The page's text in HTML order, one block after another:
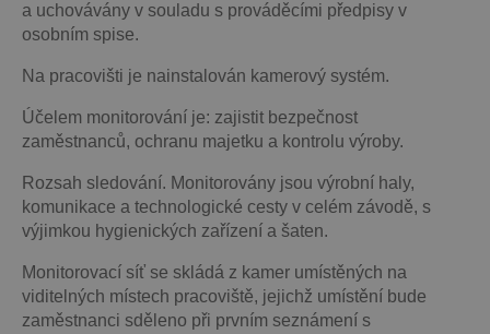
a uchovávány v souladu s prováděcími předpisy v
osobním spise.
Na pracovišti je nainstalován kamerový systém.
Účelem monitorování je: zajistit bezpečnost
zaměstnanců, ochranu majetku a kontrolu výroby.
Rozsah sledování. Monitorovány jsou výrobní haly,
komunikace a technologické cesty v celém závodě, s
výjimkou hygienických zařízení a šaten.
Monitorovací síť se skládá z kamer umístěných na
viditelných místech pracoviště, jejichž umístění bude
zaměstnanci sděleno při prvním seznámení s